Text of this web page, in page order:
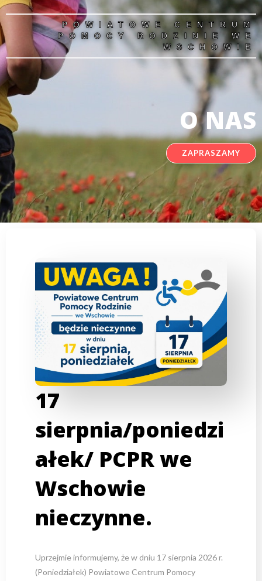
POWIATOWE CENTRUM
POMOCY RODZINIE WE
WSCHOWIE
O NAS
ZAPRASZAMY
17
sierpnia/poniedzi
ałek/ PCPR we
Wschowie
nieczynne.
Uprzejmie informujemy, że w dniu 17 sierpnia 2026 r.
(Poniedziałek) Powiatowe Centrum Pomocy